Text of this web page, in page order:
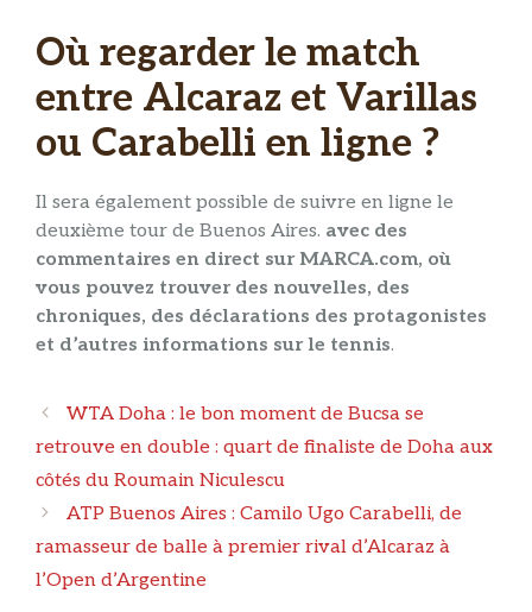
Où regarder le match
entre Alcaraz et Varillas
ou Carabelli en ligne ?
Il sera également possible de suivre en ligne le
deuxième tour de Buenos Aires. avec des
commentaires en direct sur MARCA.com, où
vous pouvez trouver des nouvelles, des
chroniques, des déclarations des protagonistes
et d’autres informations sur le tennis.
Navigation
des
WTA Doha : le bon moment de Bucsa se
retrouve en double : quart de finaliste de Doha aux
côtés du Roumain Niculescu
ATP Buenos Aires : Camilo Ugo Carabelli, de
ramasseur de balle à premier rival d’Alcaraz à
l’Open d’Argentine